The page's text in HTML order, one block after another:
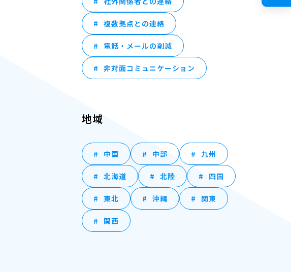
複数拠点との連絡
電話・メールの削減
非対面コミュニケーション
地域
中国 中部 九州
北海道 北陸 四国
東北 沖縄 関東
関西